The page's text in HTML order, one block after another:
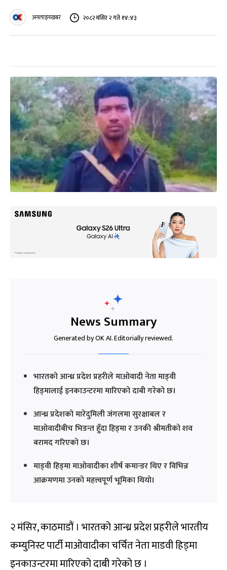
अनलाइनखबर २०८२ मंसिर २ गते १४:४३
News Summary
Generated by OK AI. Editorially reviewed.
भारतको आन्ध्र प्रदेश प्रहरीले माओवादी नेता माड्वी
हिड्मालाई इनकाउन्टरमा मारिएको दाबी गरेको छ।
आन्ध्र प्रदेशको मारेदुमिली जंगलमा सुरक्षाबल र
माओवादीबीच भिडन्त हुँदा हिड्मा र उनकी श्रीमतीको शव
बरामद गरिएको छ।
माड्वी हिड्मा माओवादीका शीर्ष कमान्डर थिए र विभिन्न
आक्रमणमा उनको महत्त्वपूर्ण भूमिका थियो।
२ मंसिर, काठमाडौं । भारतको आन्ध्र प्रदेश प्रहरीले भारतीय
कम्युनिस्ट पार्टी माओवादीका चर्चित नेता माडवी हिड्मा
इनकाउन्टरमा मारिएको दाबी गरेको छ ।